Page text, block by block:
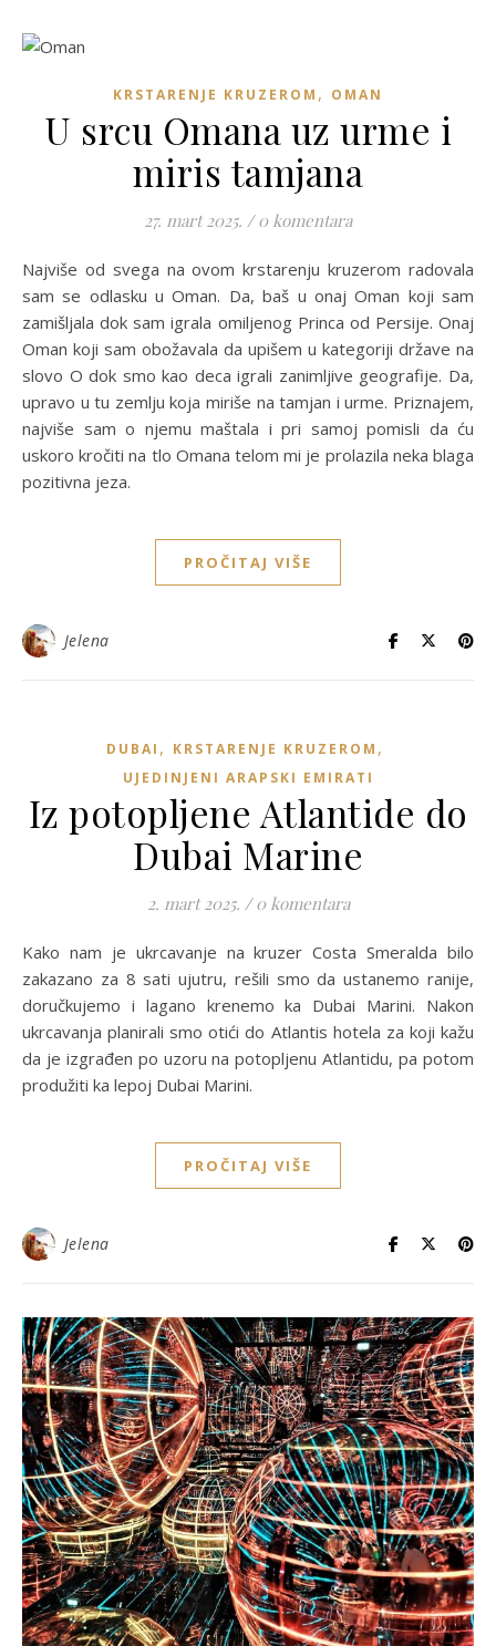
KRSTARENJE KRUZEROM , OMAN
U srcu Omana uz urme i
miris tamjana
27. mart 2025. / 0 komentara
Najviše od svega na ovom krstarenju kruzerom radovala
sam se odlasku u Oman. Da, baš u onaj Oman koji sam
zamišljala dok sam igrala omiljenog Princa od Persije. Onaj
Oman koji sam obožavala da upišem u kategoriji države na
slovo O dok smo kao deca igrali zanimljive geografije. Da,
upravo u tu zemlju koja miriše na tamjan i urme. Priznajem,
najviše sam o njemu maštala i pri samoj pomisli da ću
uskoro kročiti na tlo Omana telom mi je prolazila neka blaga
pozitivna jeza.
PROČITAJ VIŠE
Jelena
DUBAI , KRSTARENJE KRUZEROM ,
UJEDINJENI ARAPSKI EMIRATI
Iz potopljene Atlantide do
Dubai Marine
2. mart 2025. / 0 komentara
Kako nam je ukrcavanje na kruzer Costa Smeralda bilo
zakazano za 8 sati ujutru, rešili smo da ustanemo ranije,
doručkujemo i lagano krenemo ka Dubai Marini. Nakon
ukrcavanja planirali smo otići do Atlantis hotela za koji kažu
da je izgrađen po uzoru na potopljenu Atlantidu, pa potom
produžiti ka lepoj Dubai Marini.
PROČITAJ VIŠE
Jelena